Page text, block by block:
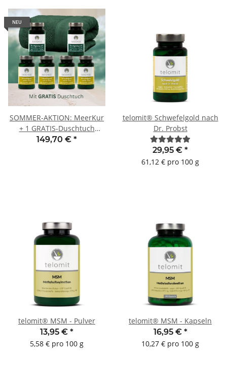
NEU
SOMMER-AKTION: MeerKur
+ 1 GRATIS-Duschtuch
TANNE
149,70 € *
telomit® Schwefelgold nach
Dr. Probst
29,95 € *
61,12 € pro 100 g
telomit® MSM - Pulver
13,95 € *
5,58 € pro 100 g
telomit® MSM - Kapseln
16,95 € *
10,27 € pro 100 g